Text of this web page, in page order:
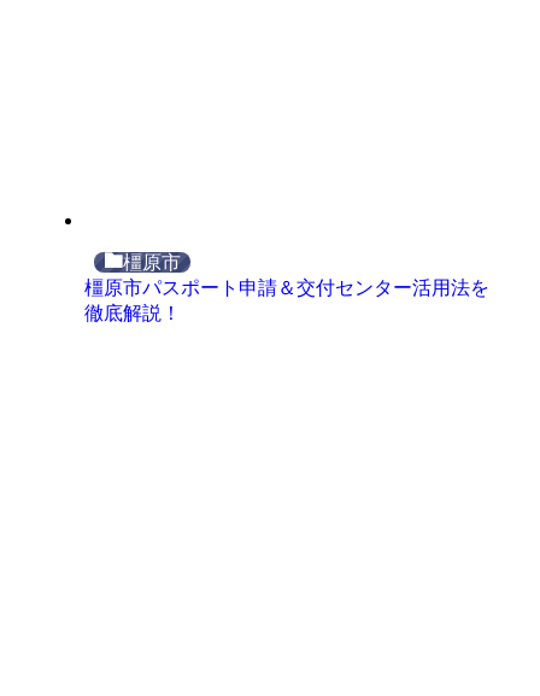
橿原市
橿原市パスポート申請＆交付センター活用法を
徹底解説！